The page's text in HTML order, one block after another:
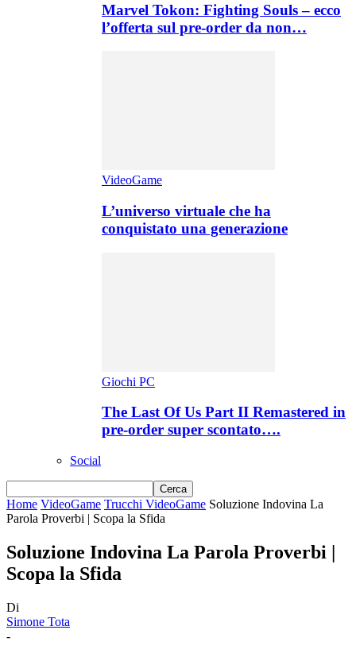
Marvel Tokon: Fighting Souls – ecco
l’offerta sul pre-order da non…
VideoGame
L’universo virtuale che ha
conquistato una generazione
Giochi PC
The Last Of Us Part II Remastered in
pre-order super scontato….
Social
Home VideoGame Trucchi VideoGame Soluzione Indovina La
Parola Proverbi | Scopa la Sfida
Soluzione Indovina La Parola Proverbi |
Scopa la Sfida
Di
Simone Tota
-